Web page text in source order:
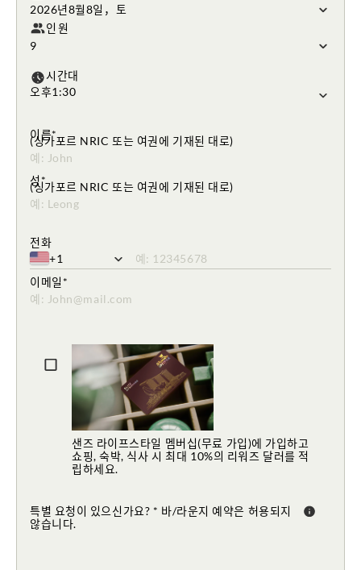
2026년8월8일，토
인원
9
시간대
오후1:30
이름*
(싱가포르 NRIC 또는 여권에 기재된 대로)
알파벳만 입력해 주세요
성*
(싱가포르 NRIC 또는 여권에 기재된 대로)
전화
+1
유효한 전화번호를 입력하세요.
이메일*
샌즈 라이프스타일 멤버십(무료 가입)에 가입하고
쇼핑, 숙박, 식사 시 최대 10%의 리워즈 달러를 적
립하세요.
특별 요청이 있으신가요? * 바/라운지 예약은 허용되지
않습니다.